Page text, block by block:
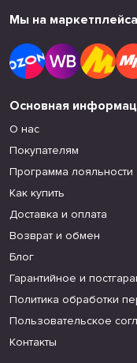
Мы на
Основная
О нас
Покупателям
Программа лояльности
Как купить
Доставка и оплата
Возврат и обмен
Блог
Гарантийное и
Политика обработки
Пользовательское
Контакты